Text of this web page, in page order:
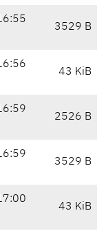
3529 B
43 KiB
2526 B
3529 B
43 KiB